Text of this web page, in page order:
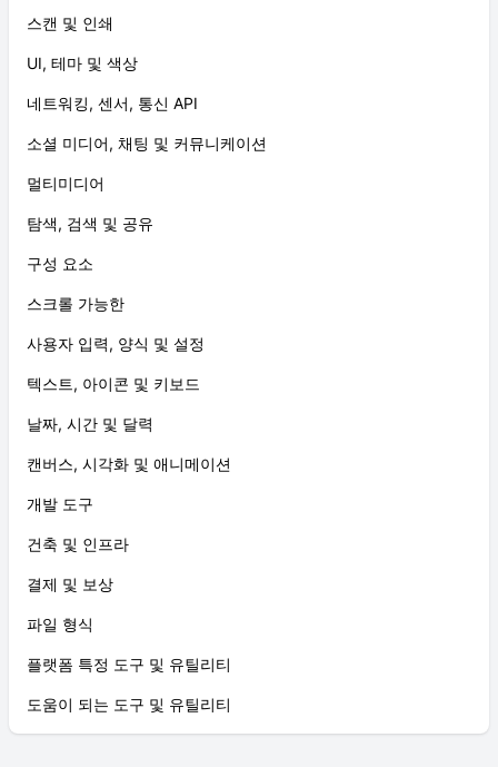
스캔 및 인쇄
UI, 테마 및 색상
네트워킹, 센서, 통신 API
소셜 미디어, 채팅 및 커뮤니케이션
멀티미디어
탐색, 검색 및 공유
구성 요소
스크롤 가능한
사용자 입력, 양식 및 설정
텍스트, 아이콘 및 키보드
날짜, 시간 및 달력
캔버스, 시각화 및 애니메이션
개발 도구
건축 및 인프라
결제 및 보상
파일 형식
플랫폼 특정 도구 및 유틸리티
도움이 되는 도구 및 유틸리티